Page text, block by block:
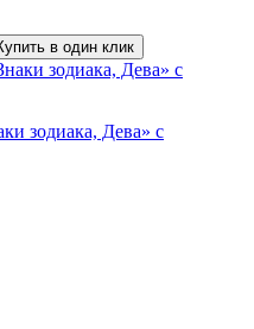
в один клик
зодиака, Дева» с